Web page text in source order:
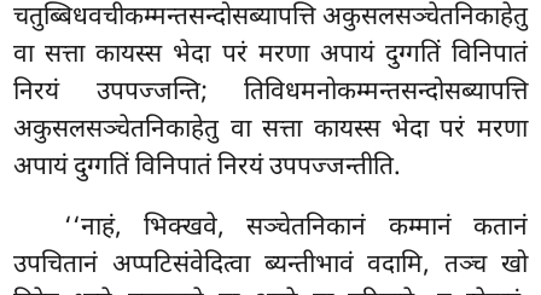
चतुब्बिधवचीकम्मन्तसन्दोसब्यापत्ति अकुसलसञ्चेतनिकाहेतु
वा सत्ता कायस्स भेदा परं मरणा अपायं दुग्गतिं विनिपातं
निरयं उपपज्जन्ति; तिविधमनोकम्मन्तसन्दोसब्यापत्ति
अकुसलसञ्चेतनिकाहेतु वा सत्ता कायस्स भेदा परं मरणा
अपायं दुग्गतिं विनिपातं निरयं उपपज्जन्तीति.
‘‘नाहं, भिक्खवे, सञ्चेतनिकानं कम्मानं कतानं
उपचितानं अप्पटिसंवेदित्वा ब्यन्तीभावं वदामि, तञ्च खो